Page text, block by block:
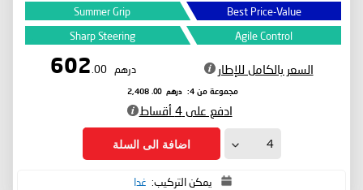
Best Price-Value
Summer Grip
Agile Control
Sharp Steering
السعر بالكامل للإطار درهم 602
.00
مجموعة من 4: درهم 2,408
.00
ادفع على 4 أقساط
اضافة الى السلة
يمكن التركيب: غدا